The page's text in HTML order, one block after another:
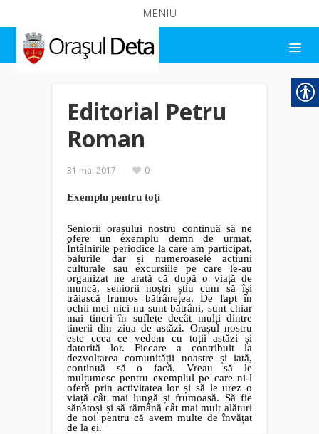
MENIU
Editorial Petru
Roman
31 mai 2017 0
Exemplu pentru toți
Seniorii orașului nostru continuă să ne
ofere un exemplu demn de urmat.
Întâlnirile periodice la care am participat,
balurile dar și numeroasele acțiuni
culturale sau excursiile pe care le-au
organizat ne arată că după o viață de
muncă, seniorii noștri știu cum să își
trăiască frumos bătrânețea. De fapt în
ochii mei nici nu sunt bătrâni, sunt chiar
mai tineri în suflete decât mulți dintre
tinerii din ziua de astăzi. Orașul nostru
este ceea ce vedem cu toții astăzi și
datorită lor. Fiecare a contribuit la
dezvoltarea comunității noastre și iată,
continuă să o facă. Vreau să le
mulțumesc pentru exemplul pe care ni-l
oferă prin activitatea lor și să le urez o
viață cât mai lungă și frumoasă. Să fie
sănătoși și să rămână cât mai mult alături
de noi pentru că avem multe de învățat
de la ei.